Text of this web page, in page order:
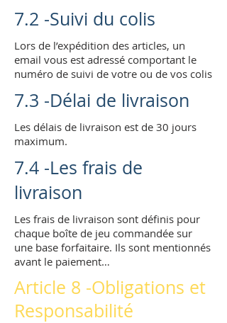
7.2 -Suivi du colis
Lors de l’expédition des articles, un
email vous est adressé comportant le
numéro de suivi de votre ou de vos colis
7.3 -Délai de livraison
Les délais de livraison est de 30 jours
maximum.
7.4 -Les frais de
livraison
Les frais de livraison sont définis pour
chaque boîte de jeu commandée sur
une base forfaitaire. Ils sont mentionnés
avant le paiement…
Article 8 -Obligations et
Responsabilité